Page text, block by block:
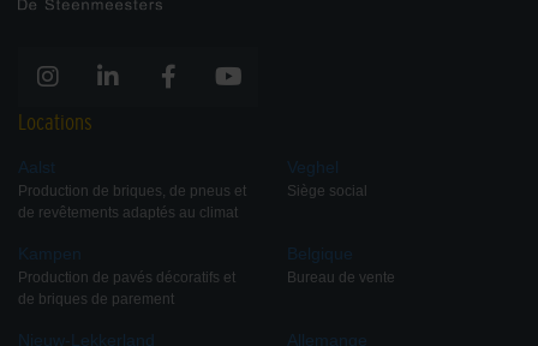
Locations
Aalst
Production de briques, de pneus et
de revêtements adaptés au climat
Kampen
Production de pavés décoratifs et
de briques de parement
Nieuw-Lekkerland
Veghel
Siège social
Belgique
Bureau de vente
Allemange